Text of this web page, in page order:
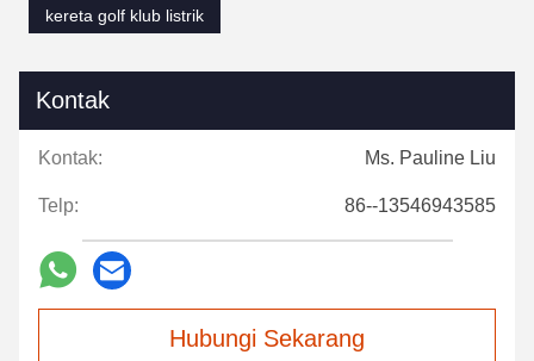
kereta golf klub listrik
Kontak
Kontak: Ms. Pauline Liu
Telp: 86--13546943585
Hubungi Sekarang